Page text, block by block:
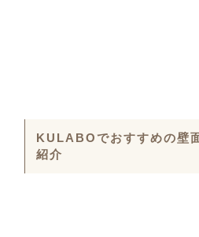
KULABOでおすすめの壁
紹介